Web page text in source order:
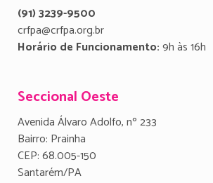
(91) 3239-9500
crfpa@crfpa.org.br
Horário de Funcionamento:9h às 16h
Seccional Oeste
Avenida Álvaro Adolfo, nº 233
Bairro: Prainha
CEP: 68.005-150
Santarém/PA